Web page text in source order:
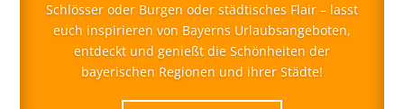
Schlösser oder Burgen oder städtisches Flair – lasst
euch inspirieren von Bayerns Urlaubsangeboten,
entdeckt und genießt die Schönheiten der
bayerischen Regionen und ihrer Städte!